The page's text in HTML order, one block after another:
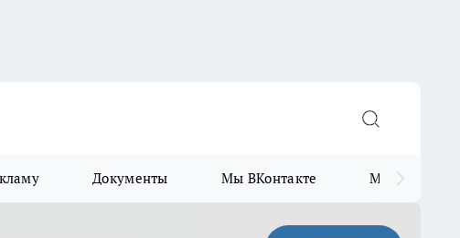
Документы Мы ВКонтакте Мы в